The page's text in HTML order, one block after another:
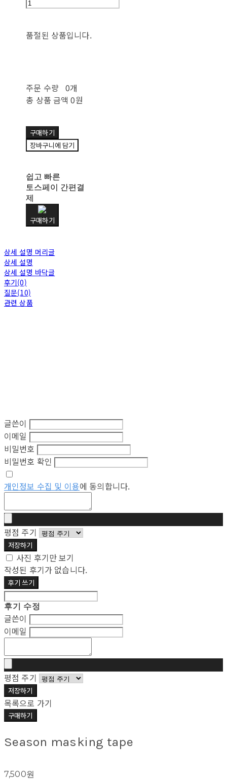
품절된 상품입니다.
주문 수량 0개
총 상품 금액 0원
구매하기
장바구니에 담기
쉽고 빠른
토스페이 간편결
제
구매하기
상세 설명 머리글
상세 설명
상세 설명 바닥글
후기(0)
질문(10)
관련 상품
글쓴이
이메일
비밀번호
비밀번호 확인
개인정보 수집 및 이용에 동의합니다.
평점 주기
저장하기
사진 후기만 보기
작성된 후기가 없습니다.
후기 쓰기
후기 수정
글쓴이
이메일
평점 주기
저장하기
목록으로 가기
구매하기
Season masking tape
7,500원